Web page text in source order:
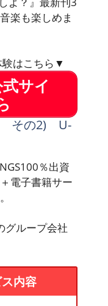
楽も楽しめま
はこちら▼
サイ
その2) U-
％出資
電子書籍サー
グループ会社
内容